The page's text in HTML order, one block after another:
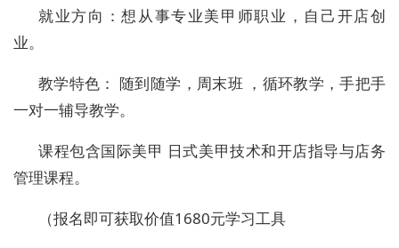
就业方向：想从事专业美甲师职业，自己开店创
业。
教学特色： 随到随学，周末班 ，循环教学，手把手
一对一辅导教学。
课程包含国际美甲 日式美甲技术和开店指导与店务
管理课程。
（报名即可获取价值1680元学习工具